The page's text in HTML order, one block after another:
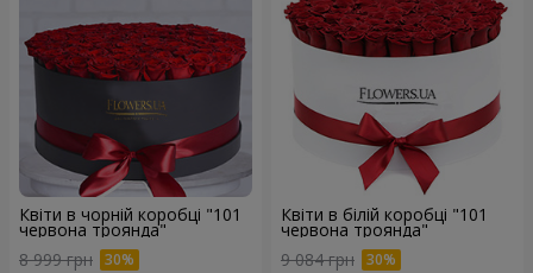
Квіти в чорній коробці "101
червона троянда"
8 999 грн
Квіти в білій коробці "101
червона троянда"
9 084 грн